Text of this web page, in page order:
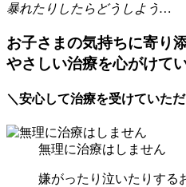
暴れたりしたらどうしよう…
お子さまの気持ちに寄り
やさしい治療を心がけて
＼安心して治療を受けていた
無理に治療はしません
嫌がったり泣いたりする